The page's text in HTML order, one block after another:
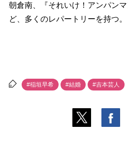
朝倉南、『それいけ！アンパン
ど、多くのレパートリーを持つ。
#稲垣早希 #結婚 #吉本芸人